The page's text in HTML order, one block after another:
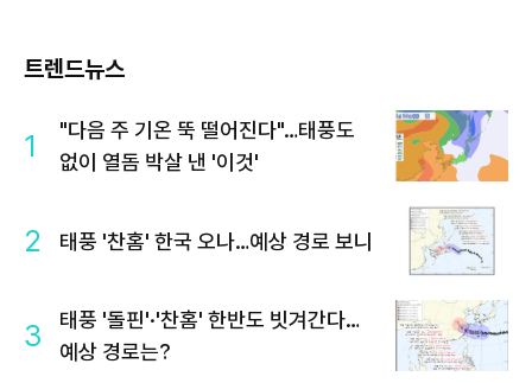
트렌드뉴스
1
"다음 주 기온 뚝 떨어진다"…태풍도
없이 열돔 박살 낸 '이것'
2 태풍 '찬홈' 한국 오나…예상 경로 보니
3
태풍 '돌핀'·'찬홈' 한반도 빗겨간다…
예상 경로는?